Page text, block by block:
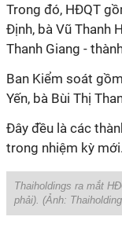
Trong đó, HĐQT
Định, bà Vũ Thanh
Thanh Giang -
Ban Kiểm soát
Yến, bà Bùi Thị
Đây đều là các
trong nhiệm kỳ mới.
Thaiholdings ra mắt
phải). (Ảnh: